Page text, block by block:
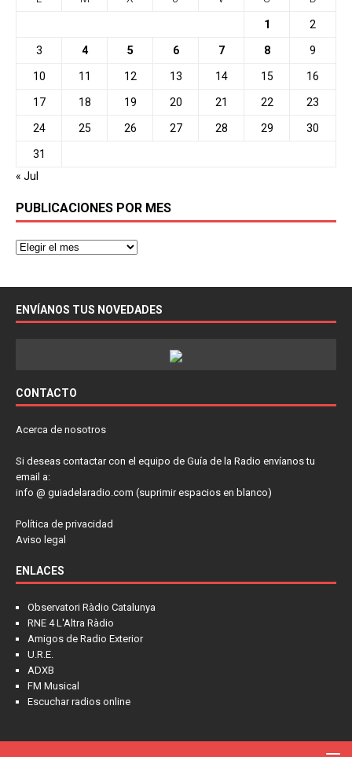
1 2
3 4 5 6 7 8 9
10 11 12 13 14 15 16
17 18 19 20 21 22 23
24 25 26 27 28 29 30
31
« Jul
PUBLICACIONES POR MES
ENVÍANOS TUS NOVEDADES
CONTACTO
Acerca de nosotros
Si deseas contactar con el equipo de Guía de la Radio envíanos tu
email a:
info @ guiadelaradio.com (suprimir espacios en blanco)
Política de privacidad
Aviso legal
ENLACES
Observatori Ràdio Catalunya
RNE 4 L'Altra Ràdio
Amigos de Radio Exterior
U.R.E.
ADXB
FM Musical
Escuchar radios online